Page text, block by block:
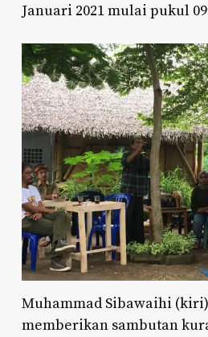
Januari 2021 mulai pukul
Muhammad Sibawaihi
memberikan sambutan